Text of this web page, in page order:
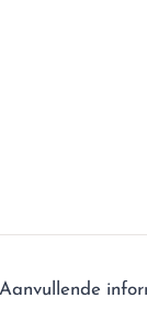
ook
Aanvullende